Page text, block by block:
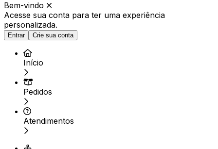
Bem-vindo
Acesse sua conta para ter uma experiência
personalizada.
Entrar Crie sua conta
Início
Pedidos
Atendimentos